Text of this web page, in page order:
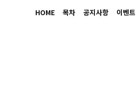
HOME 목차 공지사항 이벤트